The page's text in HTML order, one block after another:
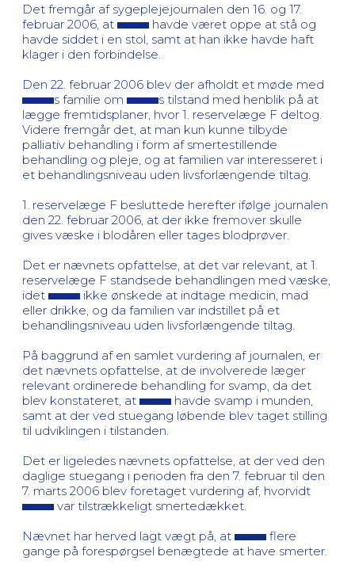
Det fremgår af sygeplejejournalen den 16. og 17.
februar 2006, at
havde været oppe at stå og
havde siddet i en stol, samt at han ikke havde haft
klager i den forbindelse.
Den 22. februar 2006 blev der afholdt et møde med
s familie om
s tilstand med henblik på at
lægge fremtidsplaner, hvor 1. reservelæge F deltog.
Videre fremgår det, at man kun kunne tilbyde
palliativ behandling i form af smertestillende
behandling og pleje, og at familien var interesseret i
et behandlingsniveau uden livsforlængende tiltag.
1. reservelæge F besluttede herefter ifølge journalen
den 22. februar 2006, at der ikke fremover skulle
gives væske i blodåren eller tages blodprøver.
Det er nævnets opfattelse, at det var relevant, at 1.
reservelæge F standsede behandlingen med væske,
idet
ikke ønskede at indtage medicin, mad
eller drikke, og da familien var indstillet på et
behandlingsniveau uden livsforlængende tiltag.
På baggrund af en samlet vurdering af journalen, er
det nævnets opfattelse, at de involverede læger
relevant ordinerede behandling for svamp, da det
blev konstateret, at
havde svamp i munden,
samt at der ved stuegang løbende blev taget stilling
til udviklingen i tilstanden.
Det er ligeledes nævnets opfattelse, at der ved den
daglige stuegang i perioden fra den 7. februar til den
7. marts 2006 blev foretaget vurdering af, hvorvidt
var tilstrækkeligt smertedækket.
Nævnet har herved lagt vægt på, at
flere
gange på forespørgsel benægtede at have smerter.